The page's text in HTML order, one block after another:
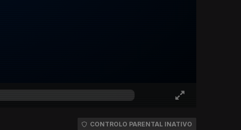
CONTROLO PARENTAL INATIVO